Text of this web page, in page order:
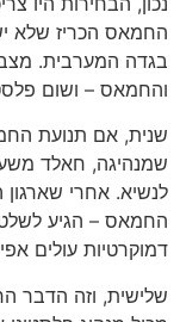
החמאס הכריז שלא
בגדה המערבית.
והחמאס – ושום
שנית, אם תנועת
שמנהיגה, חאלד
לנשיא. אחרי
החמאס – הגיע
דמוקרטיות עולים
שלישית, וזה הדבר